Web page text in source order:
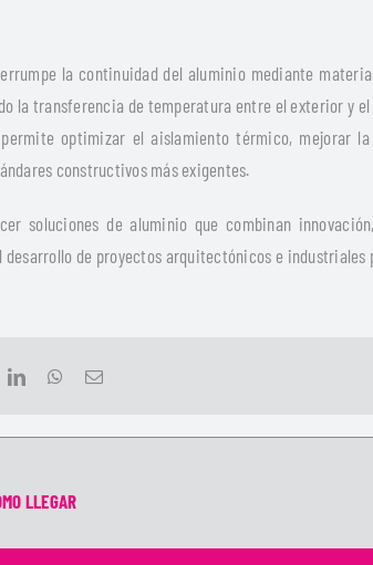
la continuidad del aluminio mediante
la transferencia de temperatura entre el exterior y
optimizar el aislamiento térmico, mejorar
constructivos más exigentes.
soluciones de aluminio que combinan
de proyectos arquitectónicos e industriales
LLEGAR